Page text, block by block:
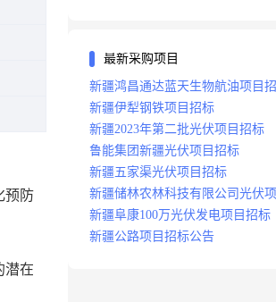
预防
潜在
最新采购项目
新疆鸿昌通达蓝天生物航油项目
新疆伊犁钢铁项目招标
新疆2023年第二批光伏项目招标
鲁能集团新疆光伏项目招标
新疆五家渠光伏项目招标
新疆储林农林科技有限公司光伏
新疆阜康100万光伏发电项目招标
新疆公路项目招标公告